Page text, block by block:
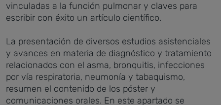
vinculadas a la función pulmonar y claves para
escribir con éxito un artículo científico.
La presentación de diversos estudios asistenciales
y avances en materia de diagnóstico y tratamiento
relacionados con el asma, bronquitis, infecciones
por vía respiratoria, neumonía y tabaquismo,
resumen el contenido de los póster y
comunicaciones orales. En este apartado se